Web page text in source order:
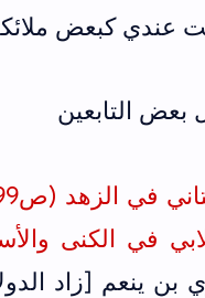
عندي كبعض
التابعين
ينعم [زاد